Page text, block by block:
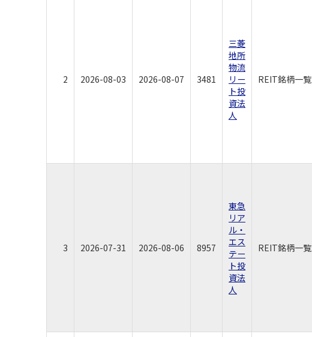
2 2026-08-03 2026-08-07 3481
三菱
地所
物流
リー
ト投
資法
人
REIT銘柄一覧
3 2026-07-31 2026-08-06 8957
東急
リア
ル・
エス
テー
ト投
資法
人
REIT銘柄一覧